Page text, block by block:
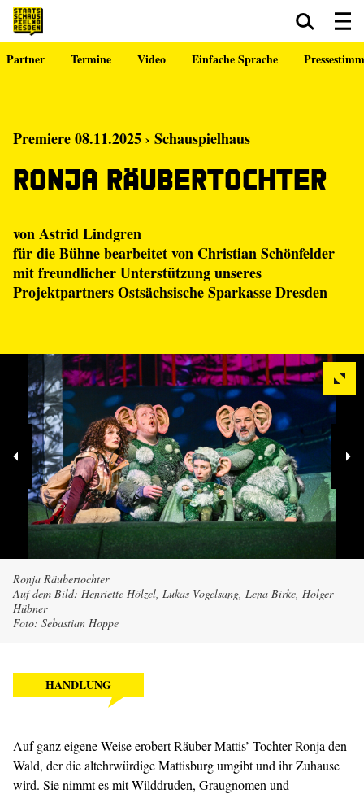
Zum Hauptinhalt springen Zum Footer springen
Partner Termine Video Einfache Sprache
Premiere 08.11.2025 › Schauspielhaus
Ronja Räubertochter
von Astrid Lindgren
für die Bühne bearbeitet von Christian Schönfelder
mit freundlicher Unterstützung unseres
Projektpartners Ostsächsische Sparkasse Dresden
Ronja Räubertochter
Auf dem Bild: Henriette Hölzel, Lukas Vogelsang, Lena Birke, Holger
Hübner
Foto: Sebastian Hoppe
HANDLUNG
Auf ganz eigene Weise erobert Räuber Mattis’ Tochter Ronja den
Wald, der die altehrwürdige Mattisburg umgibt und ihr Zuhause
wird. Sie nimmt es mit Wilddruden, Graugnomen und